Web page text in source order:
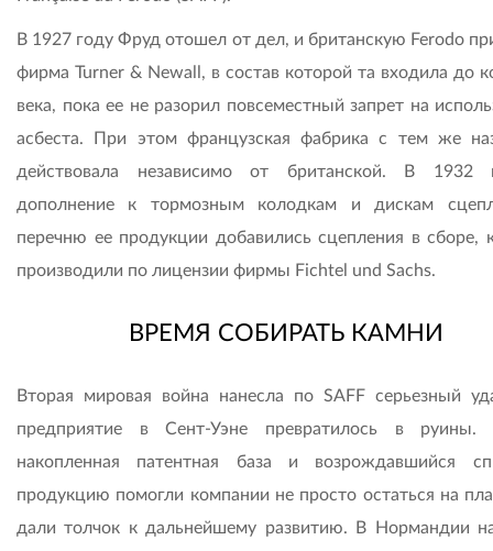
В 1927 году Фруд отошел от дел, и британскую Ferodo
фирма Turner & Newall, в состав которой та входила до
века, пока ее не разорил повсеместный запрет на
асбеста. При этом французская фабрика с тем же
действовала независимо от британской. В 1932
дополнение к тормозным колодкам и дискам
перечню ее продукции добавились сцепления в сборе,
производили по лицензии фирмы Fichtel und Sachs.
ВРЕМЯ СОБИРАТЬ КАМНИ
Вторая мировая война нанесла по SAFF серьезный
предприятие в Сент-Уэне превратилось в руины.
накопленная патентная база и возрождавшийся
продукцию помогли компании не просто остаться на
дали толчок к дальнейшему развитию. В Нормандии